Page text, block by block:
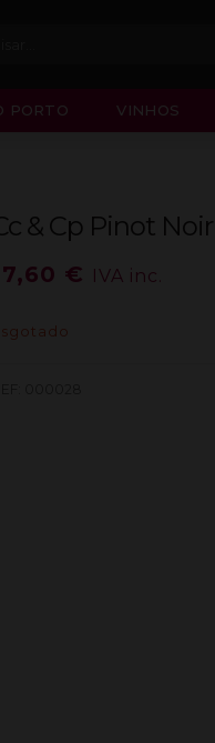
PORTO VINHOS
& Cp Pinot
€ IVA inc.